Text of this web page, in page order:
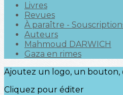
Livres
Revues
À paraître -
Auteurs
Mahmoud DARWICH
Gaza en rimes
Ajoutez un logo, un bouton,
Cliquez pour éditer